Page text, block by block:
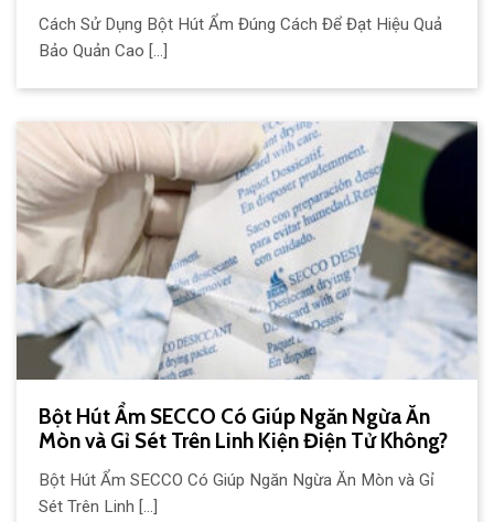
Cách Sử Dụng Bột Hút Ẩm Đúng Cách Để Đạt Hiệu Quả
Bảo Quản Cao [...]
Bột Hút Ẩm SECCO Có Giúp Ngăn Ngừa Ăn
Mòn và Gỉ Sét Trên Linh Kiện Điện Tử Không?
Bột Hút Ẩm SECCO Có Giúp Ngăn Ngừa Ăn Mòn và Gỉ
Sét Trên Linh [...]